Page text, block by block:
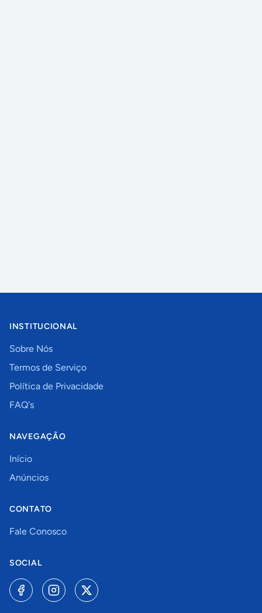
INSTITUCIONAL
Sobre Nós
Termos de Serviço
Política de Privacidade
FAQ's
NAVEGAÇÃO
Início
Anúncios
CONTATO
Fale Conosco
SOCIAL